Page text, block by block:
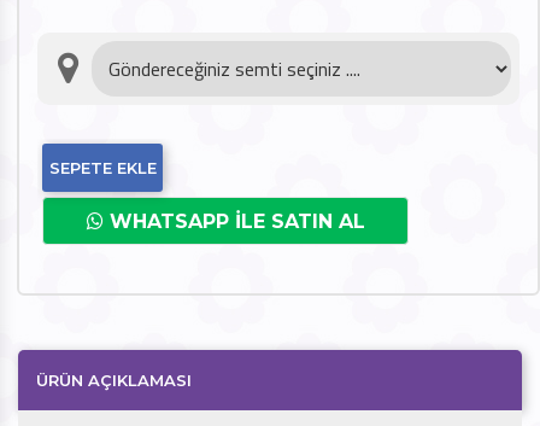
SEPETE EKLE
WHATSAPP İLE SATIN AL
ÜRÜN AÇIKLAMASI